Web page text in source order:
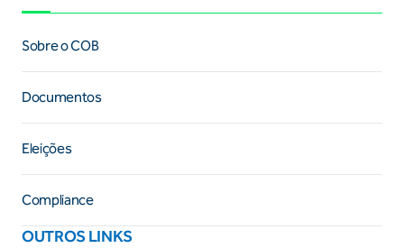
Sobre o COB
Documentos
Eleições
Compliance
OUTROS LINKS